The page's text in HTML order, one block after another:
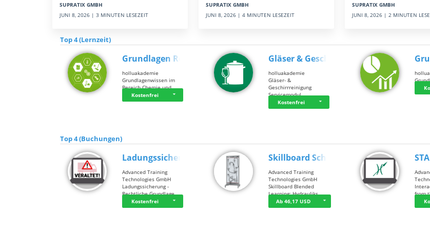
SUPRATIX GMBH
JUNI 8, 2026 | 3 MINUTEN LESEZEIT
SUPRATIX GMBH
JUNI 8, 2026 | 4 MINUTEN LESEZEIT
SUPRATIX GMBH
JUNI 8, 2026 | 2 MINUTEN
Top 4 (Lernzeit)
Grundlagen Rein…
holluakademie
Grundlagenwissen im
Bereich Chemie und …
Kostenfrei
Gläser & Geschi…
holluakademie
Gläser- &
Geschirrreinigung
Servicemodul
Kostenfrei
Top 4 (Buchungen)
Ladungssicherung
Advanced Training
Technologies GmbH
Ladungssicherung -
Rechtliche Grundlage…
Kostenfrei
Skillboard Schl…
Advanced Training
Technologies GmbH
Skillboard Blended
Learning: Hydrauliks…
Ab 46,17 USD
from